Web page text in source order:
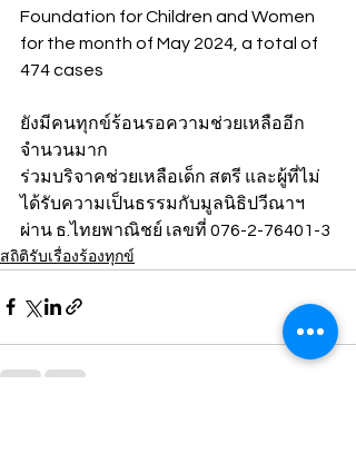
Foundation for Children and Women
for the month of May 2024, a total of
474 cases
ยังมีคนทุกข์ร้อนรอความช่วยเหลืออีก
จำนวนมาก
ร่วมบริจาคช่วยเหลือเด็ก สตรี และผู้ที่ไม่
ได้รับความเป็นธรรมกับมูลนิธิปวีณาฯ
ผ่าน ธ.ไทยพาณิชย์ เลขที่ 076-2-76401-3
สถิติรับเรื่องร้องทุกข์